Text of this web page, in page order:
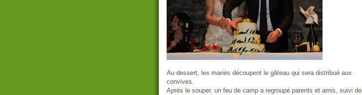
Au dessert, les mariés découpent le gâteau qui sera distribué aux
convives.
Après le souper, un feu de camp a regroupé parents et amis, suivi de